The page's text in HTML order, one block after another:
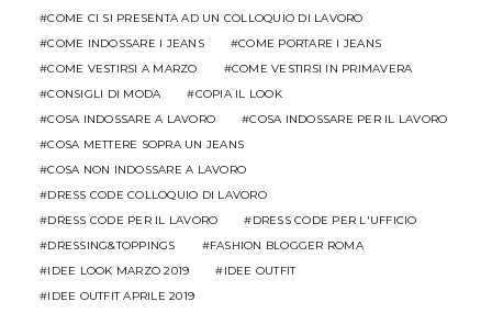
COME CI SI PRESENTA AD UN COLLOQUIO DI LAVORO
COME INDOSSARE I JEANS
COME PORTARE I JEANS
COME VESTIRSI A MARZO
COME VESTIRSI IN PRIMAVERA
CONSIGLI DI MODA
COPIA IL LOOK
COSA INDOSSARE A LAVORO
COSA INDOSSARE PER IL LAVORO
COSA METTERE SOPRA UN JEANS
COSA NON INDOSSARE A LAVORO
DRESS CODE COLLOQUIO DI LAVORO
DRESS CODE PER IL LAVORO
DRESS CODE PER L'UFFICIO
DRESSING&TOPPINGS
FASHION BLOGGER ROMA
IDEE LOOK MARZO 2019
IDEE OUTFIT
IDEE OUTFIT APRILE 2019